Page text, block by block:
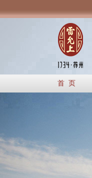
首 页